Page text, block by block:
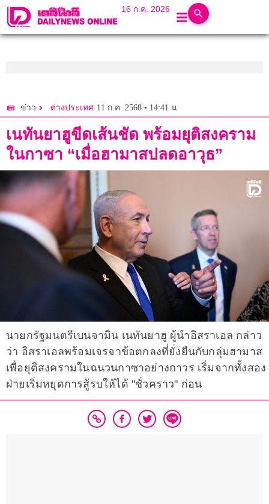
16 ก.ค. 2026
ข่าว ต่างประเทศ 11 ก.ค. 2568 • 14:41 น.
เนทันยาฮูขีดเส้นชัด พร้อมยุติสงคราม
ในกาซา “เมื่อฮามาสปลดอาวุธ”
นายกรัฐมนตรีเบนจามิน เนทันยาฮู ผู้นำอิสราเอล กล่าว
ว่า อิสราเอลพร้อมเจรจาข้อตกลงที่ยั่งยืนกับกลุ่มฮามาส
เพื่อยุติสงครามในฉนวนกาซาอย่างถาวร เริ่มจากทั้งสอง
ฝ่ายเริ่มหยุดการสู้รบให้ได้ "ชั่วคราว" ก่อน